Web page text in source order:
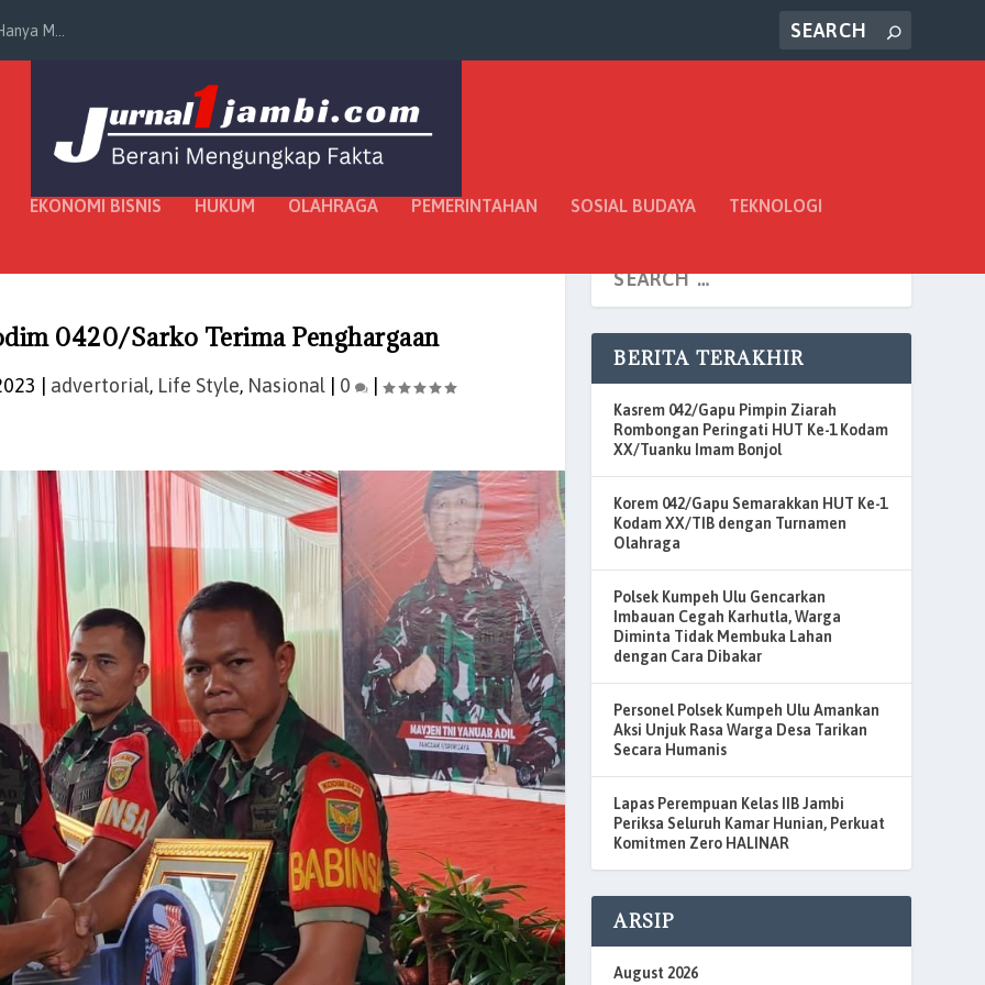
M...
EKONOMI BISNIS HUKUM OLAHRAGA PEMERINTAHAN SOSIAL BUDAYA TEKNOLOGI
0420/Sarko Terima Penghargaan
advertorial, Life Style, Nasional 0 |
BERITA TERAKHIR
Kasrem 042/Gapu Pimpin Ziarah
Rombongan Peringati HUT Ke-1 Kodam
XX/Tuanku Imam Bonjol
Korem 042/Gapu Semarakkan HUT Ke-1
Kodam XX/TIB dengan Turnamen
Olahraga
Polsek Kumpeh Ulu Gencarkan
Imbauan Cegah Karhutla, Warga
Diminta Tidak Membuka Lahan
dengan Cara Dibakar
Personel Polsek Kumpeh Ulu Amankan
Aksi Unjuk Rasa Warga Desa Tarikan
Secara Humanis
Lapas Perempuan Kelas IIB Jambi
Periksa Seluruh Kamar Hunian, Perkuat
Komitmen Zero HALINAR
ARSIP
August 2026